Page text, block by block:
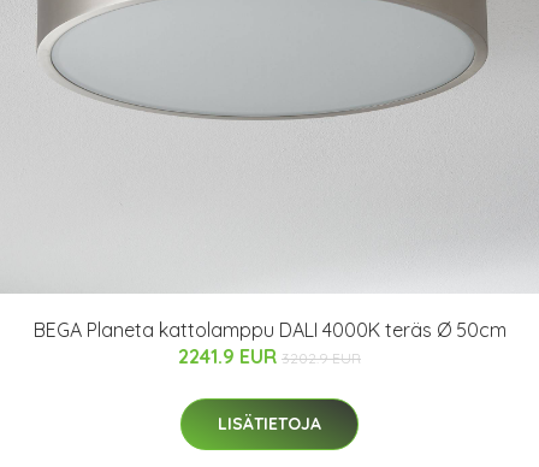
BEGA Planeta kattolamppu DALI 4000K teräs Ø 50cm
2241.9 EUR 3202.9 EUR
LISÄTIETOJA